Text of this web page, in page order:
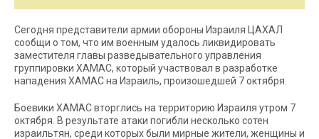
Сегодня представители армии обороны Израиля ЦАХАЛ
сообщи о том, что им военным удалось ликвидировать
заместителя главы разведывательного управления
группировки ХАМАС, который участвовал в разработке
нападения ХАМАС на Израиль, произошедшей 7 октября.
Боевики ХАМАС вторглись на территорию Израиля утром 7
октября. В результате атаки погибли несколько сотен
израильтян, среди которых были мирные жители, женщины и